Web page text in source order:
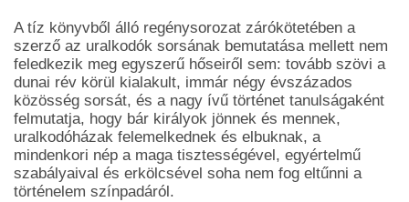
A tíz könyvből álló regénysorozat zárókötetében a
szerző az uralkodók sorsának bemutatása mellett nem
feledkezik meg egyszerű hőseiről sem: tovább szövi a
dunai rév körül kialakult, immár négy évszázados
közösség sorsát, és a nagy ívű történet tanulságaként
felmutatja, hogy bár királyok jönnek és mennek,
uralkodóházak felemelkednek és elbuknak, a
mindenkori nép a maga tisztességével, egyértelmű
szabályaival és erkölcsével soha nem fog eltűnni a
történelem színpadáról.